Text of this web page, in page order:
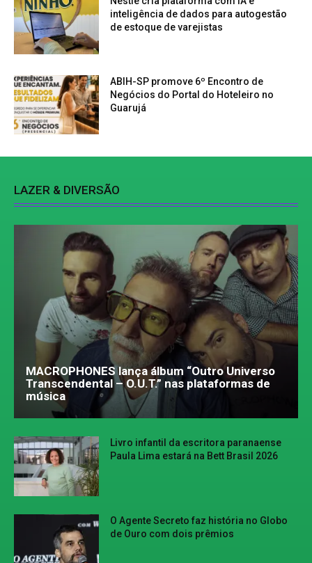
inteligência de dados para autogestão
de estoque de varejistas
ABIH-SP promove 6º Encontro de
Negócios do Portal do Hoteleiro no
Guarujá
LAZER & DIVERSÃO
MACROPHONES lança álbum “Outro Universo
Transcendental – O.U.T.” nas plataformas de
música
Livro infantil da escritora paranaense
Paula Lima estará na Bett Brasil 2026
O Agente Secreto faz história no Globo
de Ouro com dois prêmios